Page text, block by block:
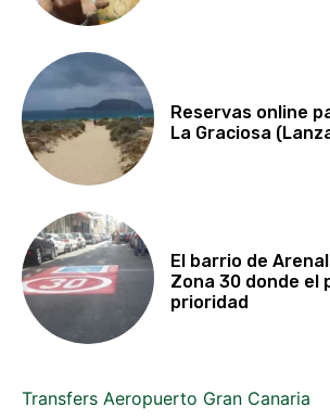
Reservas online
La Graciosa
El barrio de
Zona 30 donde el
prioridad
Transfers Aeropuerto Gran Canaria